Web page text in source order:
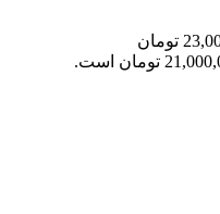
قیمت اصلی 23,000,000 تومان